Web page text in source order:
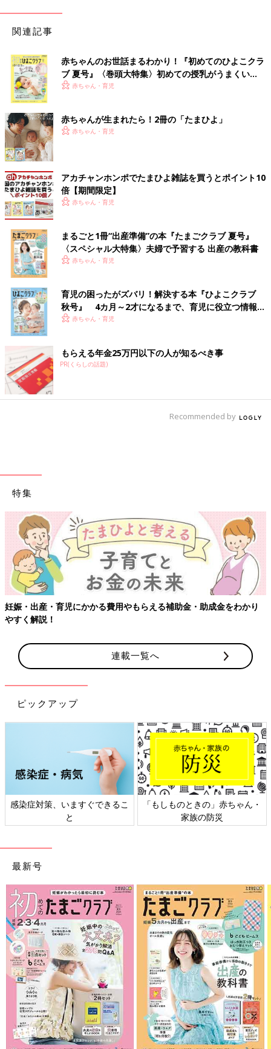
関連記事
赤ちゃんのお世話まるわかり！『初めてのひよこクラ
ブ 夏号』〈巻頭大特集〉初めての授乳がうまくい
く！ おっぱい・ミルクの基本と夏のトラブル 解決テ
赤ちゃん・育児
赤ちゃんが生まれたら！2冊の「たまひよ」
赤ちゃん・育児
アカチャンホンポでたまひよ雑誌を買うとポイント10
倍【期間限定】
赤ちゃん・育児
まるごと1冊“出産準備”の本『たまごクラブ 夏号』
〈スペシャル大特集〉夫婦で予習する 出産の教科書
赤ちゃん・育児
育児の困ったがズバリ！解決する本『ひよこクラブ
秋号』 4カ月～2才になるまで、育児に役立つ情報が
いっぱい！
赤ちゃん・育児
もらえる年金25万円以下の人が知るべき事
PR(くらしの話題)
Recommended by
特集
妊娠・出産・育児にかかる費用やもらえる補助金・助成金をわかり
やすく解説！
連載一覧へ
ピックアップ
感染症対策、いますぐできるこ
と
「もしものときの」赤ちゃん・
家族の防災
最新号